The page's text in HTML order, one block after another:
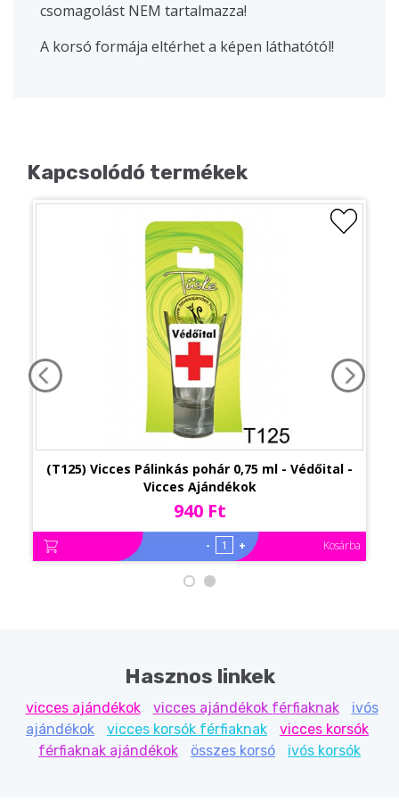
csomagolást NEM tartalmazza!
A korsó formája eltérhet a képen láthatótól!
Kapcsolódó termékek
(T125) Vicces Pálinkás pohár 0,75 ml - Védőital -
Vicces Ajándékok
940 Ft
- + Kosárba
Hasznos linkek
vicces ajándékok vicces ajándékok férfiaknak
ivós
ajándékok
vicces korsók férfiaknak
vicces korsók
férfiaknak ajándékok
összes korsó ivós korsók